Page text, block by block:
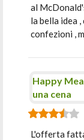
al
la bella idea
confezioni ,
Happy
una cena
L'offerta